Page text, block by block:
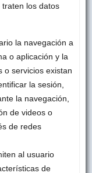
los datos
la navegación a
o aplicación y la
o servicios existan
la sesión,
la navegación,
de videos o
de redes
al usuario
de